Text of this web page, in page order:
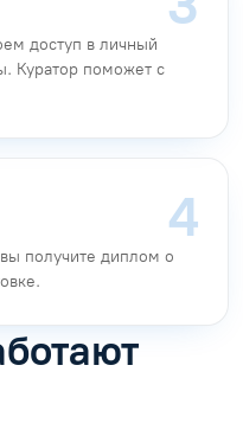
доступ в личный
Куратор поможет с
получите диплом о